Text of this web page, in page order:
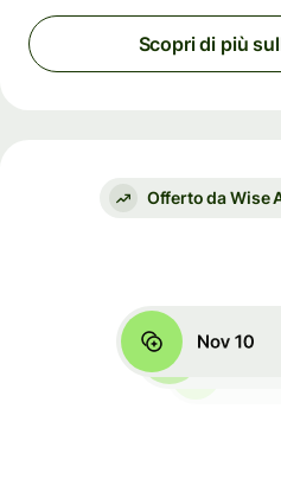
Scopri di più
Offerto da Wise